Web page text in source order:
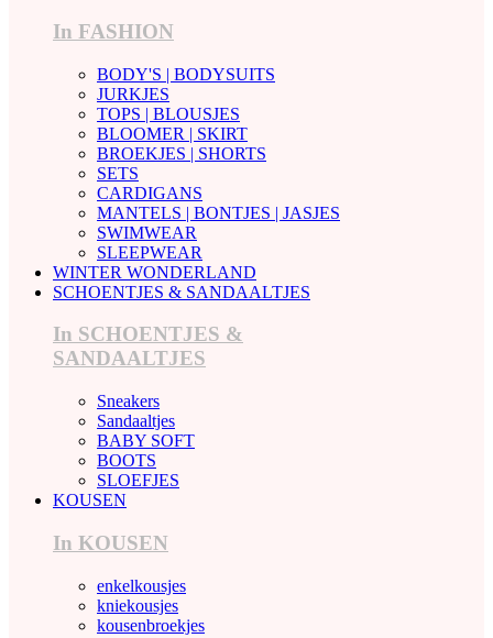
In FASHION
BODY'S | BODYSUITS
JURKJES
TOPS | BLOUSJES
BLOOMER | SKIRT
BROEKJES | SHORTS
SETS
CARDIGANS
MANTELS | BONTJES | JASJES
SWIMWEAR
SLEEPWEAR
WINTER WONDERLAND
SCHOENTJES & SANDAALTJES
In SCHOENTJES &
SANDAALTJES
Sneakers
Sandaaltjes
BABY SOFT
BOOTS
SLOEFJES
KOUSEN
In KOUSEN
enkelkousjes
kniekousjes
kousenbroekjes